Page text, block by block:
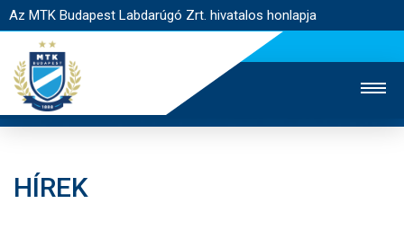
Az MTK Budapest Labdarúgó Zrt. hivatalos honlapja
HÍREK